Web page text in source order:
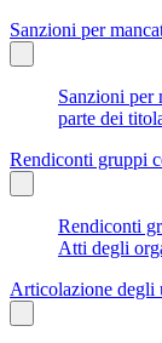
Sanzioni per
Sanzioni per
parte dei
Rendiconti gruppi
Rendiconti
Atti degli
Articolazione degli